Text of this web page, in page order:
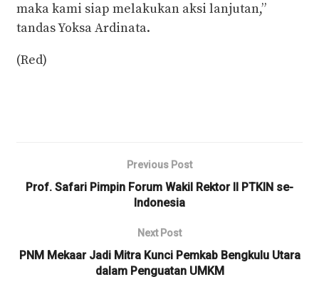
maka kami siap melakukan aksi lanjutan,”
tandas Yoksa Ardinata.
(Red)
Previous Post
Prof. Safari Pimpin Forum Wakil Rektor II PTKIN se-
Indonesia
Next Post
PNM Mekaar Jadi Mitra Kunci Pemkab Bengkulu Utara
dalam Penguatan UMKM